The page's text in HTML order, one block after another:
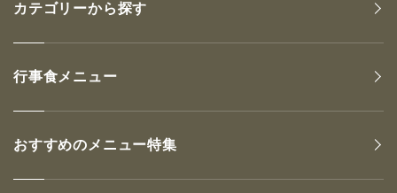
カテゴリーから探す
行事食メニュー
おすすめのメニュー特集